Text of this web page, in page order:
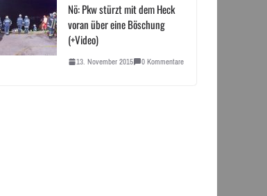
Nö: Pkw stürzt mit dem Heck
voran über eine Böschung
(+Video)
13. November 2015 0 Kommentare